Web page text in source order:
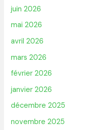
juin 2026
mai 2026
avril 2026
mars 2026
février 2026
janvier 2026
décembre 2025
novembre 2025